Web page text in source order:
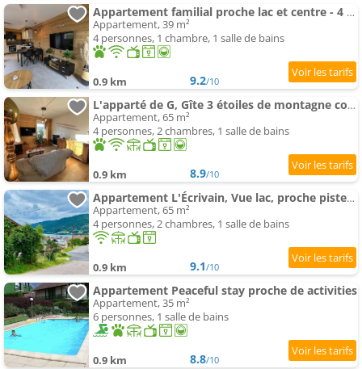
Appartement familial proche lac et centre - 4 pers, animaux admis - FR-1-589-818
Appartement, 39 m²
4 personnes, 1 chambre, 1 salle de bains
0.9 km 9.2/10
L'apparté de G, Gîte 3 étoiles de montagne cosy
Appartement, 65 m²
4 personnes, 2 chambres, 1 salle de bains
0.9 km 8.9/10
Appartement L'Écrivain, Vue lac, proche pistes de ski
Appartement, 65 m²
4 personnes, 2 chambres, 1 salle de bains
0.9 km 9.1/10
Appartement Peaceful stay proche de activities
Appartement, 35 m²
6 personnes, 1 salle de bains
0.9 km 8.8/10